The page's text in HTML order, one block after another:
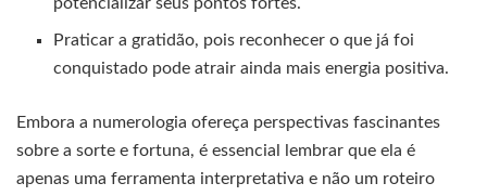
Praticar a gratidão, pois reconhecer o que já foi
conquistado pode atrair ainda mais energia positiva.
Embora a numerologia ofereça perspectivas fascinantes
sobre a sorte e fortuna, é essencial lembrar que ela é
apenas uma ferramenta interpretativa e não um roteiro